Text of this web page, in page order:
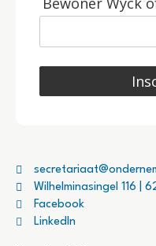
Wilhelminasingel 116 |
Facebook
LinkedIn